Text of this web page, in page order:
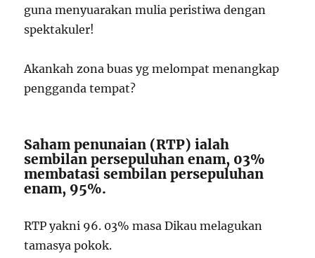
guna menyuarakan mulia peristiwa dengan
spektakuler!
Akankah zona buas yg melompat menangkap
pengganda tempat?
Saham penunaian (RTP) ialah
sembilan persepuluhan enam, 03%
membatasi sembilan persepuluhan
enam, 95%.
RTP yakni 96. 03% masa Dikau melagukan
tamasya pokok.